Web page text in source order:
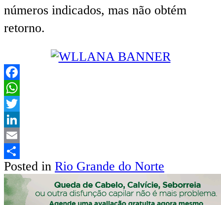
números indicados, mas não obtém
retorno.
Facebook
WhatsApp
Twitter
LinkedIn
Email
Share
Posted in Rio Grande do Norte